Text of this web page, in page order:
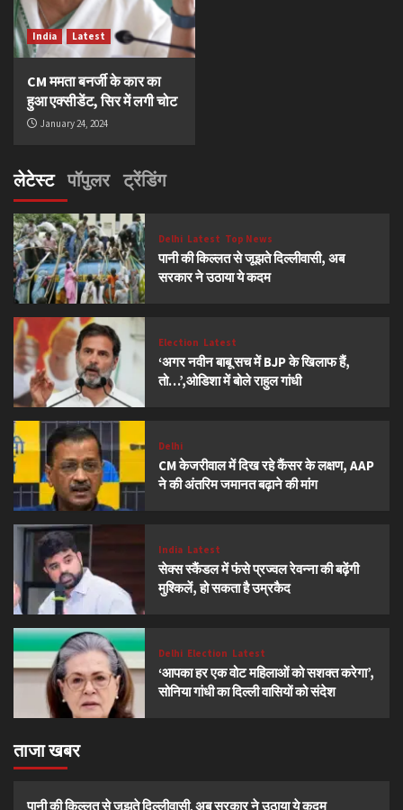
India Latest
CM ममता बनर्जी के कार का
हुआ एक्सीडेंट, सिर में लगी चोट
January 24, 2024
लेटेस्ट पॉपुलर ट्रेंडिंग
Delhi Latest Top News
पानी की किल्लत से जूझते दिल्लीवासी, अब
सरकार ने उठाया ये कदम
Election Latest
‘अगर नवीन बाबू सच में BJP के खिलाफ हैं,
तो…’,ओडिशा में बोले राहुल गांधी
Delhi
CM केजरीवाल में दिख रहे कैंसर के लक्षण, AAP
ने की अंतरिम जमानत बढ़ाने की मांग
India Latest
सेक्स स्कैंडल में फंसे प्रज्वल रेवन्ना की बढ़ेंगी
मुश्किलें, हो सकता है उम्रकैद
Delhi Election Latest
‘आपका हर एक वोट महिलाओं को सशक्त करेगा’,
सोनिया गांधी का दिल्ली वासियों को संदेश
ताजा खबर
पानी की किल्लत से जूझते दिल्लीवासी, अब सरकार ने उठाया ये कदम